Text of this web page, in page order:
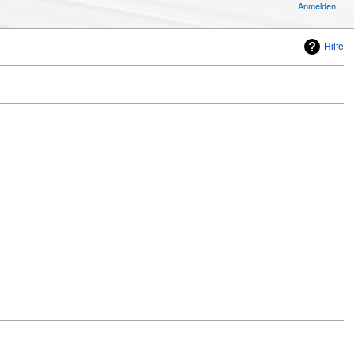
Hilfe
Anmelden